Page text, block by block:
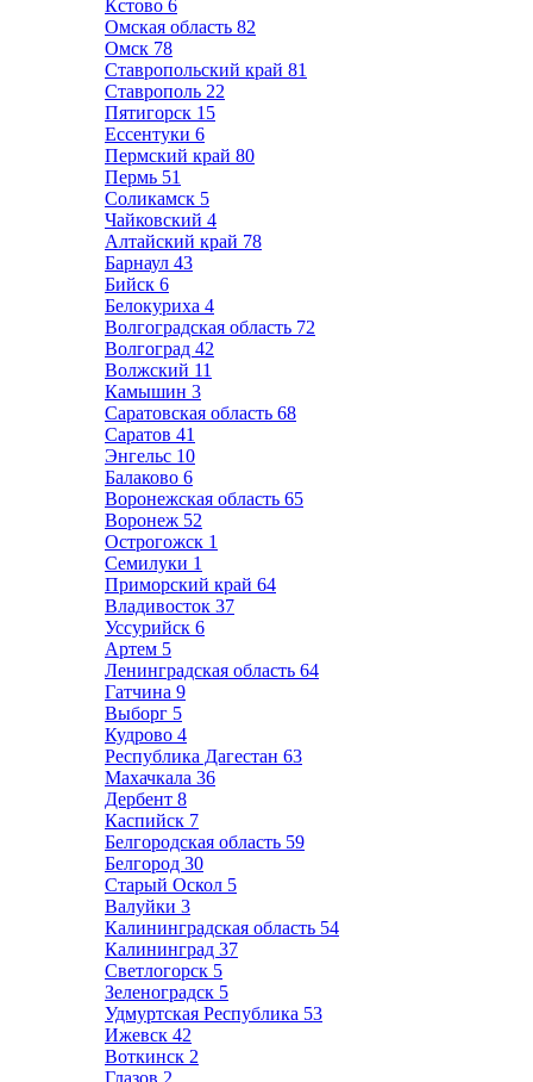
Кстово 6
Омская область 82
Омск 78
Ставропольский край 81
Ставрополь 22
Пятигорск 15
Ессентуки 6
Пермский край 80
Пермь 51
Соликамск 5
Чайковский 4
Алтайский край 78
Барнаул 43
Бийск 6
Белокуриха 4
Волгоградская область 72
Волгоград 42
Волжский 11
Камышин 3
Саратовская область 68
Саратов 41
Энгельс 10
Балаково 6
Воронежская область 65
Воронеж 52
Острогожск 1
Семилуки 1
Приморский край 64
Владивосток 37
Уссурийск 6
Артем 5
Ленинградская область 64
Гатчина 9
Выборг 5
Кудрово 4
Республика Дагестан 63
Махачкала 36
Дербент 8
Каспийск 7
Белгородская область 59
Белгород 30
Старый Оскол 5
Валуйки 3
Калининградская область 54
Калининград 37
Светлогорск 5
Зеленоградск 5
Удмуртская Республика 53
Ижевск 42
Воткинск 2
Глазов 2